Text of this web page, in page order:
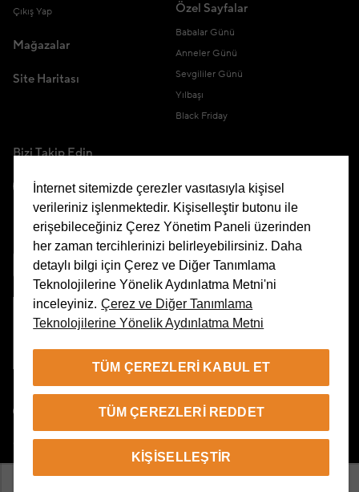
Çıkış Yap
Mağazalar
Site Haritası
Özel Sayfalar
Babalar Günü
Anneler Günü
Sevgililer Günü
Yılbaşı
Black Friday
Bizi Takip Edin
Uygulamamızı İndirin
© 2026 Beymen Tüm Hakları Saklıdır
İnternet sitemizde çerezler vasıtasıyla kişisel
verileriniz işlenmektedir. Kişiselleştir butonu ile
erişebileceğiniz Çerez Yönetim Paneli üzerinden
her zaman tercihlerinizi belirleyebilirsiniz. Daha
detaylı bilgi için Çerez ve Diğer Tanımlama
Teknolojilerine Yönelik Aydınlatma Metni'ni
inceleyiniz. Çerez ve Diğer Tanımlama
Teknolojilerine Yönelik Aydınlatma Metni
TÜM ÇEREZLERI KABUL ET
TÜM ÇEREZLERI REDDET
KIŞISELLEŞTIR